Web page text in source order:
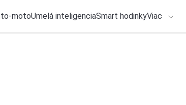
motoUmelá inteligenciaSmart hodinkyViac